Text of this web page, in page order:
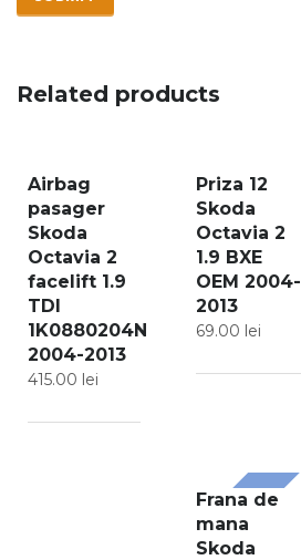
Related products
Airbag
pasager
Skoda
Octavia 2
facelift 1.9
TDI
1K0880204N
2004-2013
415.00 lei
Priza 12
Skoda
Octavia 2
1.9 BXE
OEM 2004-
2013
69.00 lei
SALE!
Frana de
mana
Skoda